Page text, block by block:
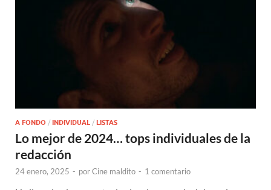
A FONDO / INDIVIDUAL / LISTAS
Lo mejor de 2024… tops individuales de la
redacción
24 enero, 2025 - porCine maldito - 1 comentario